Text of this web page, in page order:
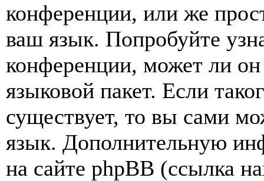
конференции, или же
ваш язык. Попробуйте
конференции, может ли
языковой пакет. Если
существует, то вы сами
язык. Дополнительную
на сайте phpBB (ссылка